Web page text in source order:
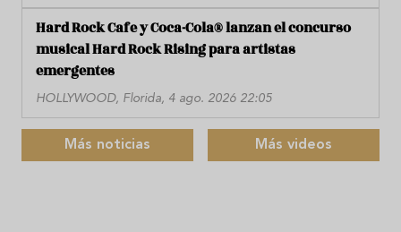
Hard Rock Cafe y Coca-Cola® lanzan el concurso
musical Hard Rock Rising para artistas
emergentes
HOLLYWOOD, Florida, 4 ago. 2026 22:05
Más noticias Más videos